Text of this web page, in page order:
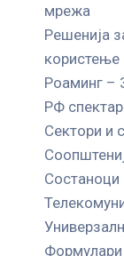
мрежа
Решенија
користење
Роаминг –
РФ спектар
Сектори и
Состаноци
Формулари